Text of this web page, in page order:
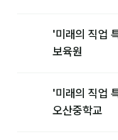
1:1 문의
자주 묻는 질문
'미래의 직업
보육원
'미래의 직업
오산중학교